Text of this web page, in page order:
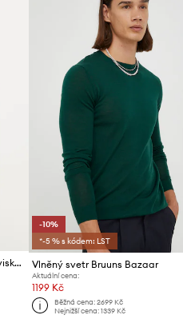
Armani Exchange svetr pánský s viskózou
-10%
*-5 % s kódem: LST
Vlněný svetr Bruuns Bazaar
Aktuální cena:
1199 Kč
Běžná cena: 2699 Kč
Nejnižší cena: 1339 Kč